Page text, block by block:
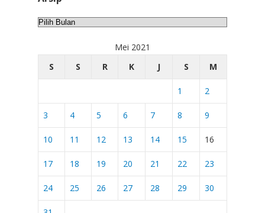
Arsip
Mei 2021
S
S R K J S M
1 2
3 4 5 6 7 8 9
10 11 12 13 14 15 16
17 18 19 20 21 22 23
24 25 26 27 28 29 30